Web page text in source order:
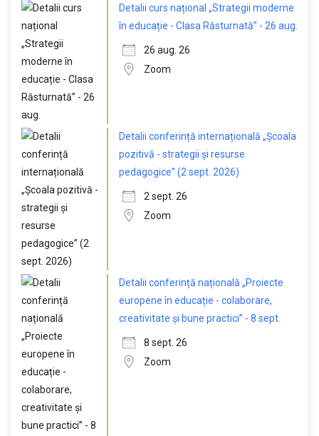
Detalii curs național „Strategii moderne
în educație - Clasa Răsturnată” - 26 aug.
26 aug. 26
Zoom
Detalii conferință internațională „Școala
pozitivă - strategii și resurse
pedagogice” (2 sept. 2026)
2 sept. 26
Zoom
Detalii conferință națională „Proiecte
europene în educație - colaborare,
creativitate și bune practici” - 8 sept.
8 sept. 26
Zoom